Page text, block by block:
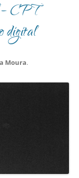
– CPT
digital
Moura.